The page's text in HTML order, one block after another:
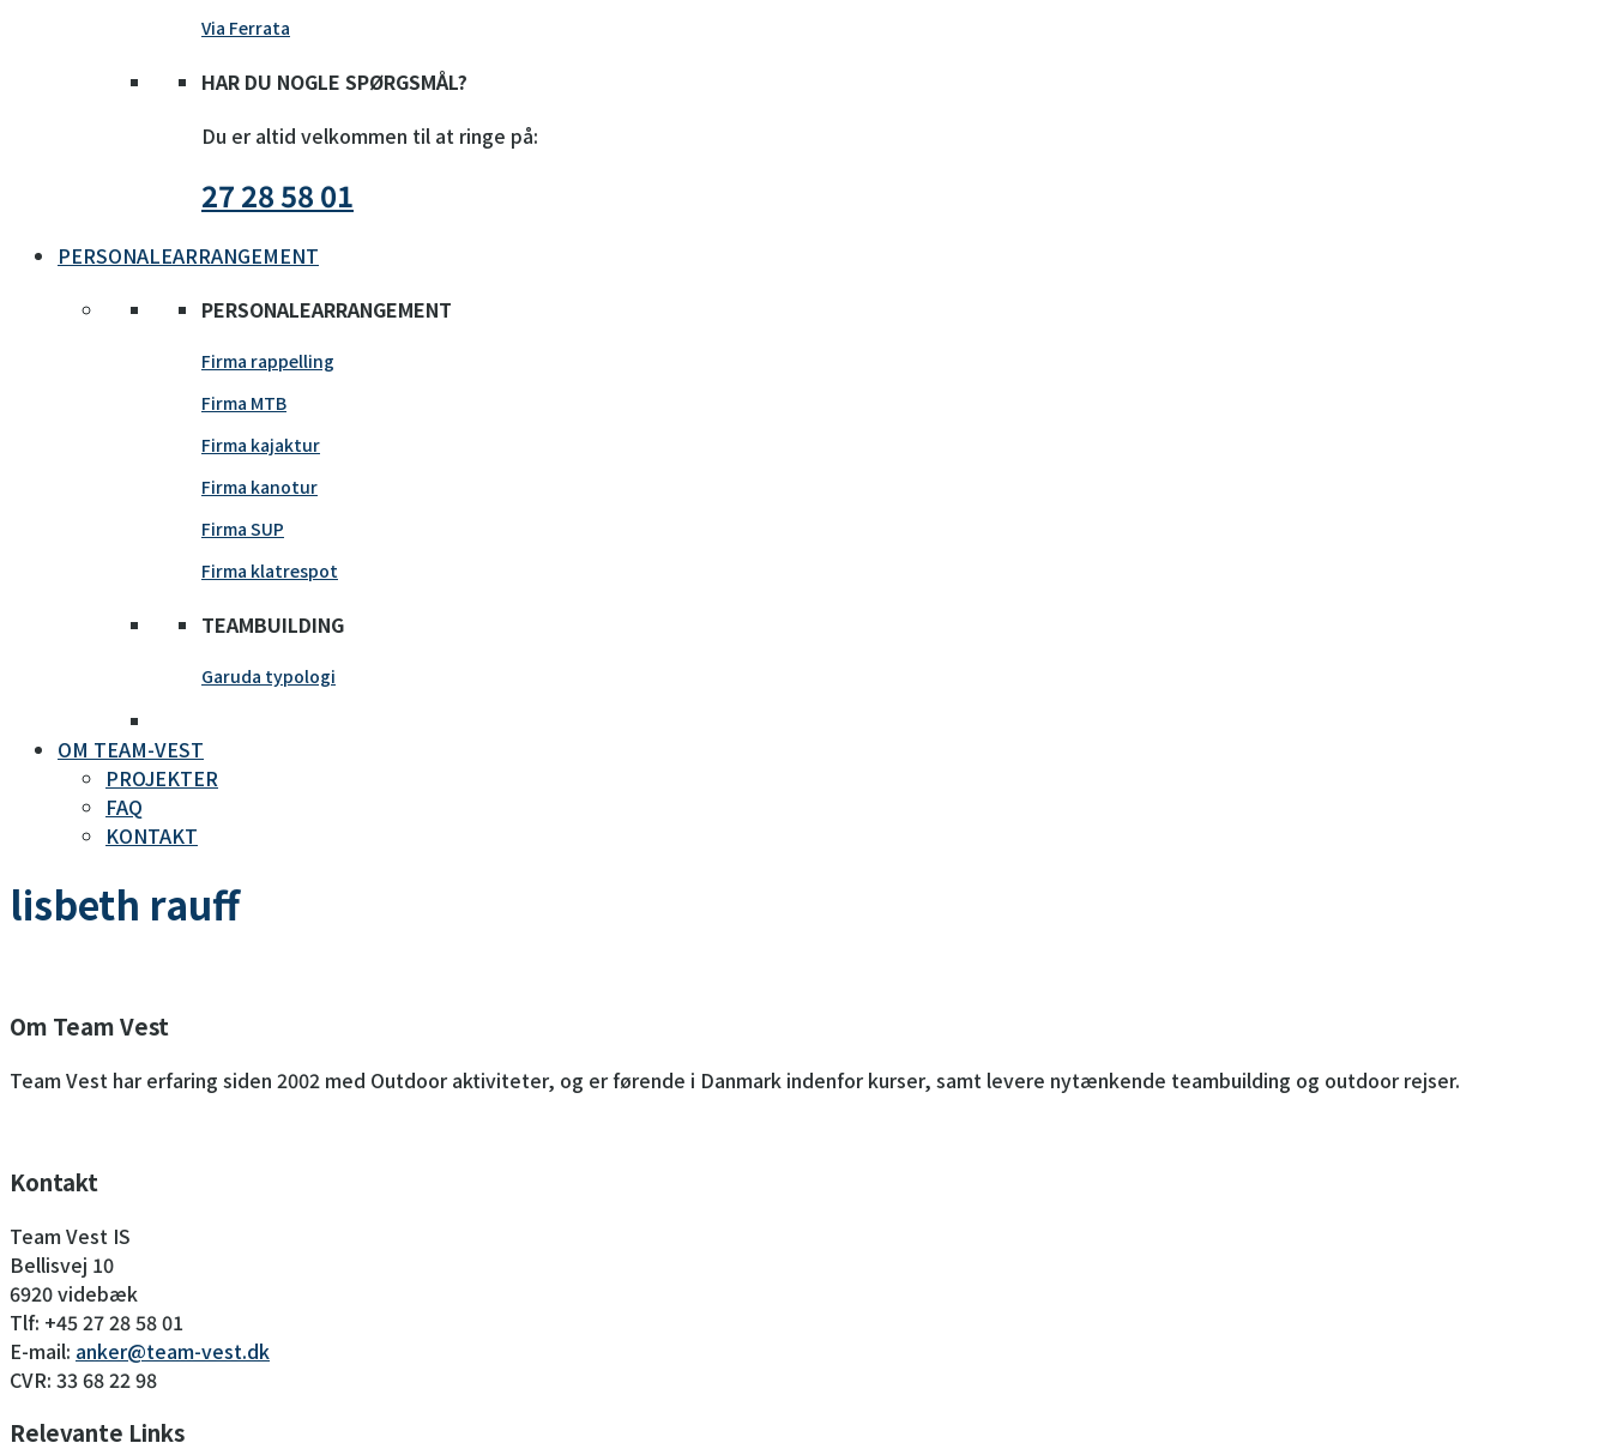
Via Ferrata
HAR DU NOGLE SPØRGSMÅL?
Du er altid velkommen til at ringe på:
27 28 58 01
PERSONALEARRANGEMENT
PERSONALEARRANGEMENT
Firma rappelling
Firma MTB
Firma kajaktur
Firma kanotur
Firma SUP
Firma klatrespot
TEAMBUILDING
Garuda typologi
OM TEAM-VEST
PROJEKTER
FAQ
KONTAKT
lisbeth rauff
Om Team Vest
Team Vest har erfaring siden 2002 med Outdoor aktiviteter, og er førende i Danmark indenfor kurser, samt levere nytænkende teambuilding og outdoor rejser.
Kontakt
Team Vest IS
Bellisvej 10
6920 videbæk
Tlf: +45 27 28 58 01
E-mail: anker@team-vest.dk
CVR: 33 68 22 98
Relevante Links